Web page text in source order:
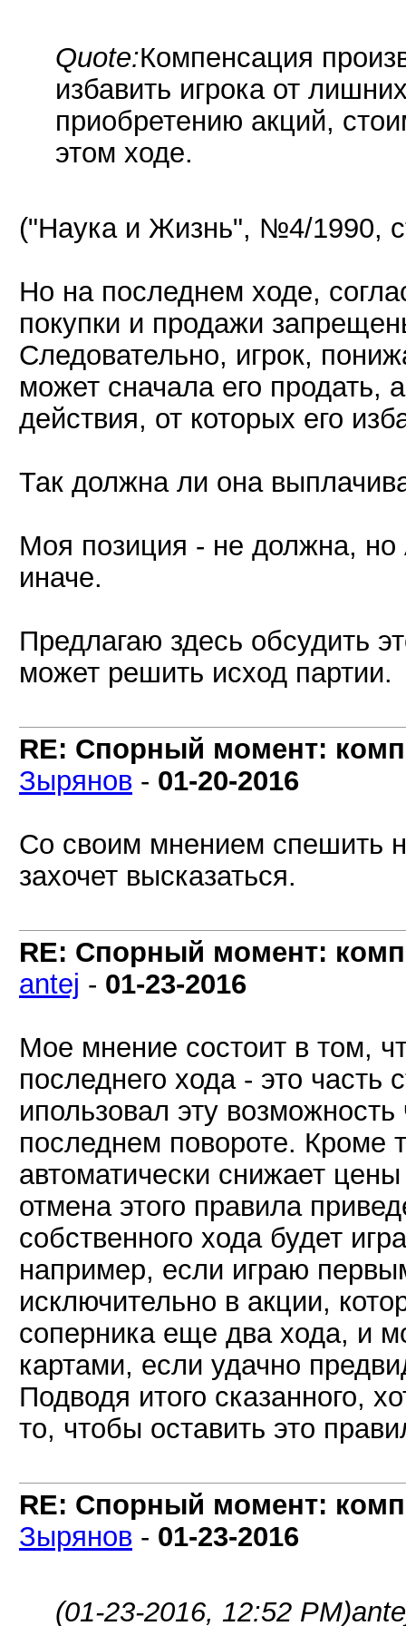
Quote:Компенсация
избавить игрока от
приобретению акций,
этом ходе.
("Наука и Жизнь", №4/1990,
Но на последнем ходе,
покупки и продажи
Следовательно, игрок,
может сначала его продать,
действия, от которых его
Так должна ли она
Моя позиция - не должна, но
иначе.
Предлагаю здесь обсудить
может решить исход партии.
RE: Спорный момент:
Зырянов - 01-20-2016
Со своим мнением спешить
захочет высказаться.
RE: Спорный момент:
antej - 01-23-2016
Мое мнение состоит в том,
последнего хода - это часть
ипользовал эту
последнем повороте. Кроме
автоматически снижает
отмена этого правила
собственного хода будет
например, если играю
исключительно в акции,
соперника еще два хода, и
картами, если удачно
Подводя итого сказанного,
то, чтобы оставить это
RE: Спорный момент:
Зырянов - 01-23-2016
(01-23-2016, 12:52 PM)